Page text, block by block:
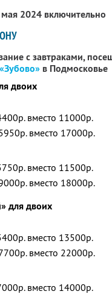
2024 включительно
с завтраками,
«Зубово» в Подмосковье
двоих
вместо 11000р.
вместо 17000р.
вместо 11500р.
вместо 18000р.
для двоих
вместо 13500р.
вместо 22000р.
вместо 14000р.